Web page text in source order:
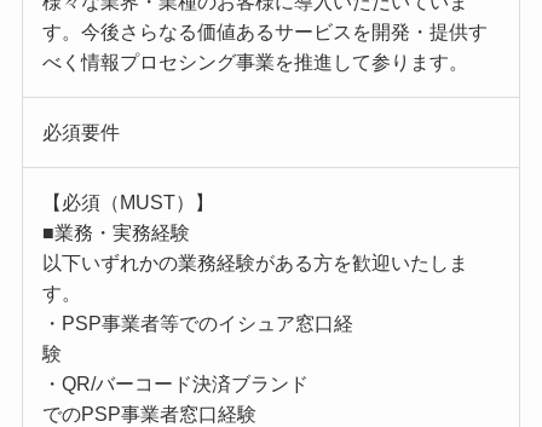
す。今後さらなる価値あるサービスを開発・提供す
べく情報プロセシング事業を推進して参ります。
必須要件
【必須（MUST）】
■業務・実務経験
以下いずれかの業務経験がある方を歓迎いたしま
す。
・PSP事業者等でのイシュア窓口経
験
・QR/バーコード決済ブランド
でのPSP事業者窓口経験